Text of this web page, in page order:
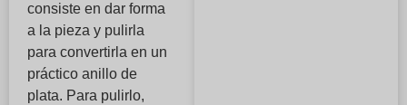
consiste en dar forma
a la pieza y pulirla
para convertirla en un
práctico anillo de
plata. Para pulirlo,